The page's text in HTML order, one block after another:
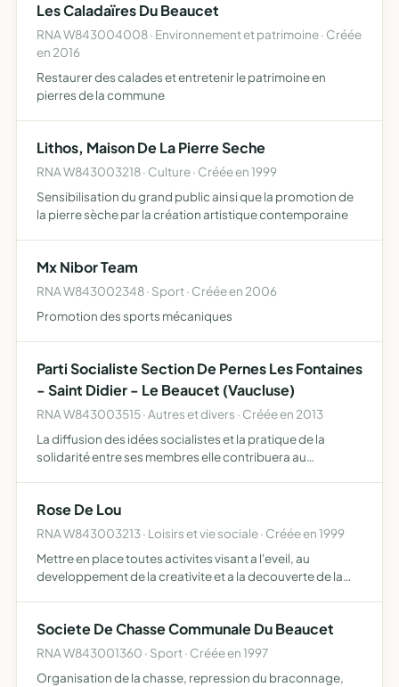
Les Caladaïres Du Beaucet
RNA W843004008 · Environnement et patrimoine · Créée
en 2016
Restaurer des calades et entretenir le patrimoine en
pierres de la commune
Lithos, Maison De La Pierre Seche
RNA W843003218 · Culture · Créée en 1999
Sensibilisation du grand public ainsi que la promotion de
la pierre sèche par la création artistique contemporaine
Mx Nibor Team
RNA W843002348 · Sport · Créée en 2006
Promotion des sports mécaniques
Parti Socialiste Section De Pernes Les Fontaines
- Saint Didier - Le Beaucet (Vaucluse)
RNA W843003515 · Autres et divers · Créée en 2013
La diffusion des idées socialistes et la pratique de la
solidarité entre ses membres elle contribuera au
Rose De Lou
RNA W843003213 · Loisirs et vie sociale · Créée en 1999
Mettre en place toutes activites visant a l'eveil, au
developpement de la creativite et a la decouverte de la
Societe De Chasse Communale Du Beaucet
RNA W843001360 · Sport · Créée en 1997
Organisation de la chasse, repression du braconnage,